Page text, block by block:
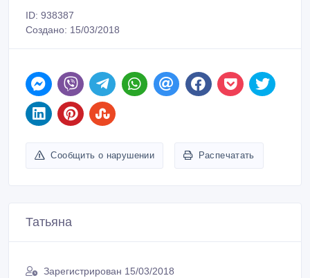
ID: 938387
Создано: 15/03/2018
Сообщить о нарушении Распечатать
Татьяна
Зарегистрирован 15/03/2018